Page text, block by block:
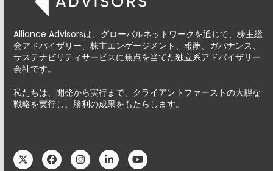
Alliance Advisorsは、グローバルネットワークを通じて、株主総
会アドバイザリー、株主エンゲージメント、報酬、ガバナンス、
サステナビリティサービスに焦点を当てた独立系アドバイザリー
会社です。
私たちは、開発から実行まで、クライアントファーストの大胆な
戦略を実行し、勝利の成果をもたらします。
TwitterFacebookInstagram
LinkedInYouTube